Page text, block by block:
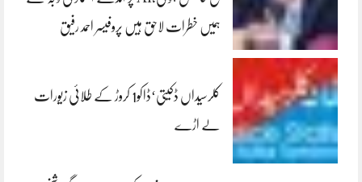
ہمیں خطرات لاحق ہیں پروفیسر احمد رفیق
کلرسیداں ڈکیتی‘ڈاکو1 کروڑ کے طلائی زیورات
لے اڑے